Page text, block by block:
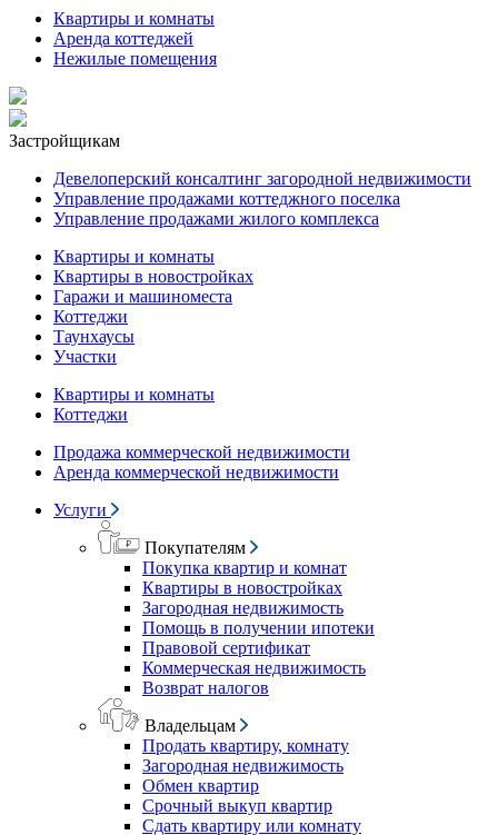
Квартиры и комнаты
Аренда коттеджей
Нежилые помещения
Застройщикам
Девелоперский консалтинг загородной недвижимости
Управление продажами коттеджного поселка
Управление продажами жилого комплекса
Квартиры и комнаты
Квартиры в новостройках
Гаражи и машиноместа
Коттеджи
Таунхаусы
Участки
Квартиры и комнаты
Коттеджи
Продажа коммерческой недвижимости
Аренда коммерческой недвижимости
Услуги
Покупателям
Покупка квартир и комнат
Квартиры в новостройках
Загородная недвижимость
Помощь в получении ипотеки
Правовой сертификат
Коммерческая недвижимость
Возврат налогов
Владельцам
Продать квартиру, комнату
Загородная недвижимость
Обмен квартир
Срочный выкуп квартир
Сдать квартиру или комнату